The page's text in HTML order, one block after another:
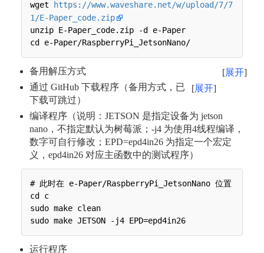
wget
https://www.waveshare.net/w/upload/7/7
1/E-Paper_code.zip
unzip E-Paper_code.zip -d e-Paper
展开
备用解压方式
展开
通过 GitHub 下载程序（备用方式，已
下载可跳过）
编译程序（说明：JETSON 是指定设备为 jetson
nano，不指定默认为树莓派；-j4 为使用4线程编译，
数字可自行修改；EPD=epd4in26 为指定一个宏定
义，epd4in26 对应主函数中的测试程序）
# 此时在 e-Paper/RaspberryPi_JetsonNano 位置
cd c
sudo make clean
运行程序